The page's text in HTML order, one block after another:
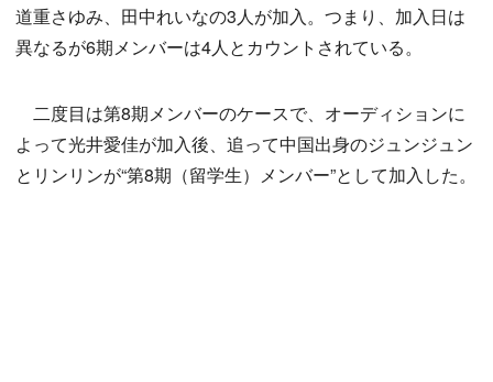
道重さゆみ、田中れいなの3人が加入。つまり、加入日は
異なるが6期メンバーは4人とカウントされている。
二度目は第8期メンバーのケースで、オーディションに
よって光井愛佳が加入後、追って中国出身のジュンジュン
とリンリンが“第8期（留学生）メンバー”として加入した。